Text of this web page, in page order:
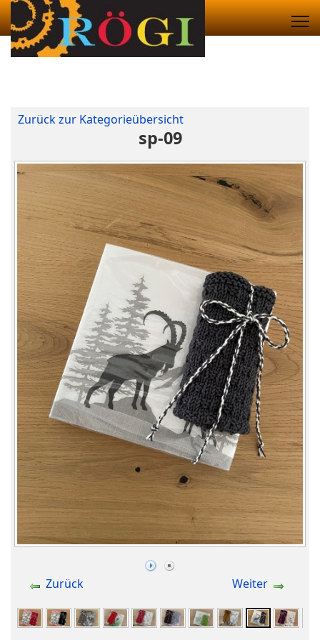
Zurück zur Kategorieübersicht
sp-09
Zurück Weiter